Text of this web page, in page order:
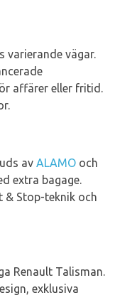
varierande vägar.
affärer eller fritid.
av ALAMO och
extra bagage.
& Stop-teknik och
Renault Talisman.
exklusiva